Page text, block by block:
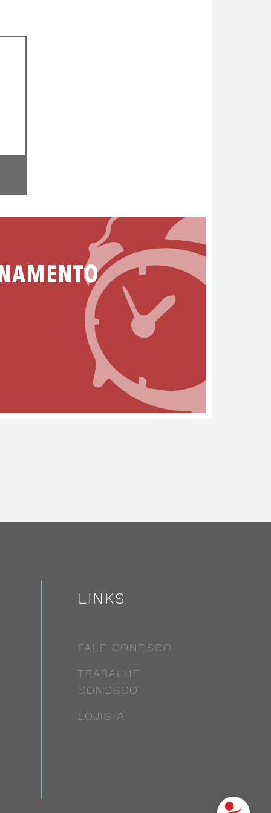
LINKS
FALE CONOSCO
TRABALHE
CONOSCO
LOJISTA